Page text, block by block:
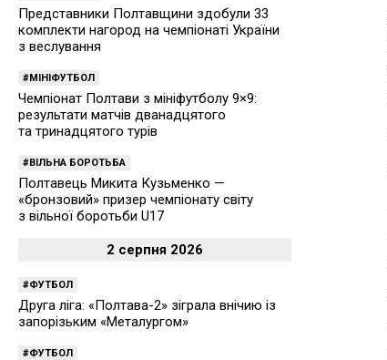
Представники Полтавщини здобули 33
комплекти нагород на чемпіонаті України
з веслування
МІНІФУТБОЛ
Чемпіонат Полтави з мініфутболу 9×9:
результати матчів дванадцятого
та тринадцятого турів
ВІЛЬНА БОРОТЬБА
Полтавець Микита Кузьменко —
«бронзовий» призер чемпіонату світу
з вільної боротьби U17
2 серпня 2026
ФУТБОЛ
Друга ліга: «Полтава-2» зіграла внічию із
запорізьким «Металургом»
ФУТБОЛ